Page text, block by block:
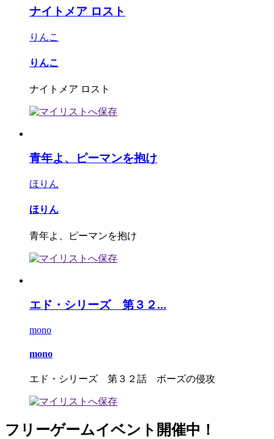
ナイトメア ロスト
りんこ
りんこ
ナイトメア ロスト
青年よ、ピーマンを抱け
ほりん
ほりん
青年よ、ピーマンを抱け
エド・シリーズ 第３２...
mono
mono
エド・シリーズ 第３２話 ボーズの侵攻
フリーゲームイベント開催中！